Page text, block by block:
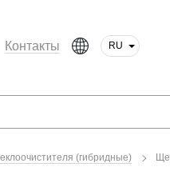
Контакты
RU
(гибридные)